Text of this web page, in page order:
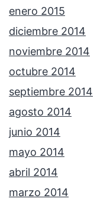
enero 2015
diciembre 2014
noviembre 2014
octubre 2014
septiembre 2014
agosto 2014
junio 2014
mayo 2014
abril 2014
marzo 2014